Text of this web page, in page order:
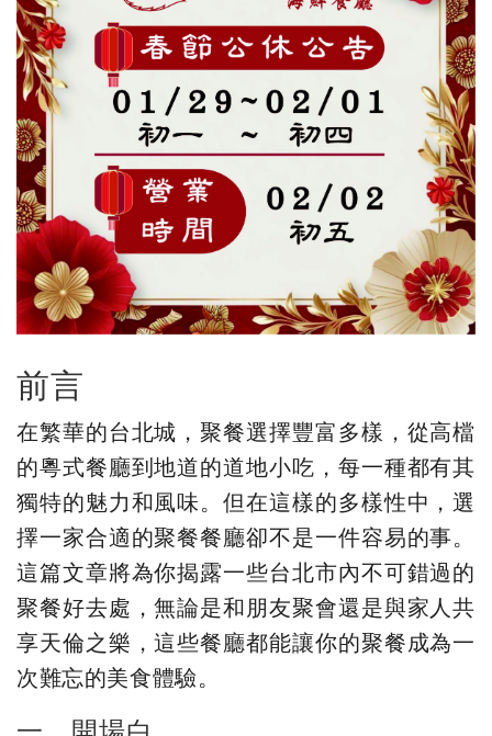
前言
在繁華的台北城，聚餐選擇豐富多樣，從高檔
的粵式餐廳到地道的道地小吃，每一種都有其
獨特的魅力和風味。但在這樣的多樣性中，選
擇一家合適的聚餐餐廳卻不是一件容易的事。
這篇文章將為你揭露一些台北市內不可錯過的
聚餐好去處，無論是和朋友聚會還是與家人共
享天倫之樂，這些餐廳都能讓你的聚餐成為一
次難忘的美食體驗。